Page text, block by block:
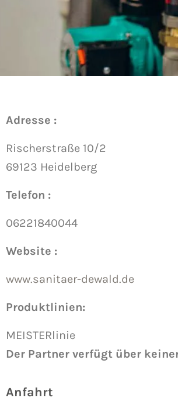
Adresse :
Rischerstraße 10/2
69123 Heidelberg
Telefon :
06221840044
Website :
www.sanitaer-dewald.de
Produktlinien:
MEISTERlinie
Der Partner verfügt über
Anfahrt